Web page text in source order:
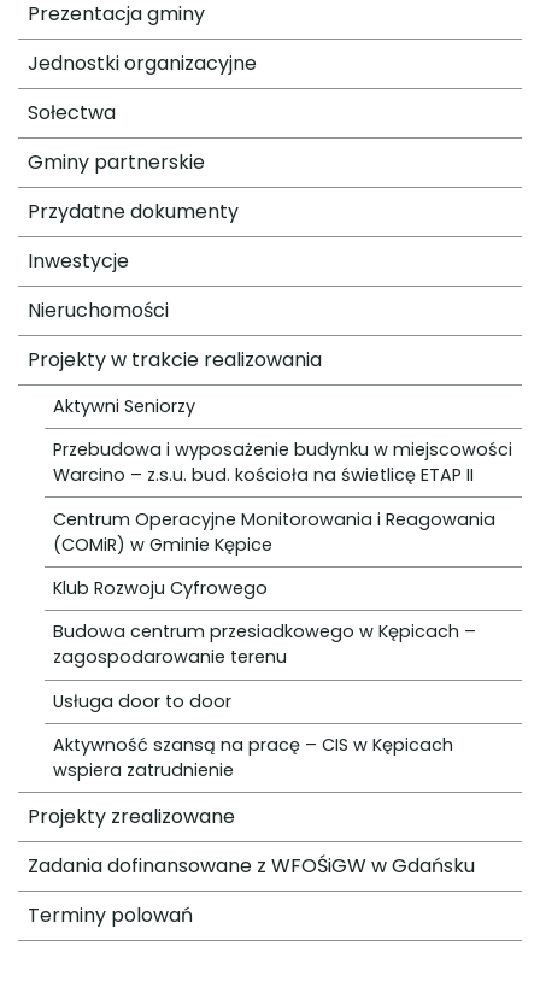
Prezentacja gminy
Jednostki organizacyjne
Sołectwa
Gminy partnerskie
Przydatne dokumenty
Inwestycje
Nieruchomości
Projekty w trakcie realizowania
Aktywni Seniorzy
Przebudowa i wyposażenie budynku w miejscowości
Warcino – z.s.u. bud. kościoła na świetlicę ETAP II
Centrum Operacyjne Monitorowania i Reagowania
(COMiR) w Gminie Kępice
Klub Rozwoju Cyfrowego
Budowa centrum przesiadkowego w Kępicach –
zagospodarowanie terenu
Usługa door to door
Aktywność szansą na pracę – CIS w Kępicach
wspiera zatrudnienie
Projekty zrealizowane
Zadania dofinansowane z WFOŚiGW w Gdańsku
Terminy polowań